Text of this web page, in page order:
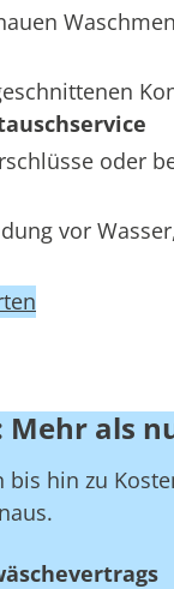
oder
vor
Mehr als
bis hin zu